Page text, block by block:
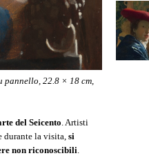
pannello, 22.8 × 18 cm,
del Seicento. Artisti
durante la visita, si
non riconoscibili.